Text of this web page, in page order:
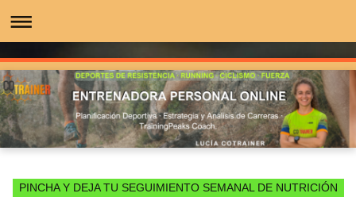
PINCHA Y DEJA TU SEGUIMIENTO SEMANAL DE NUTRICIÓN